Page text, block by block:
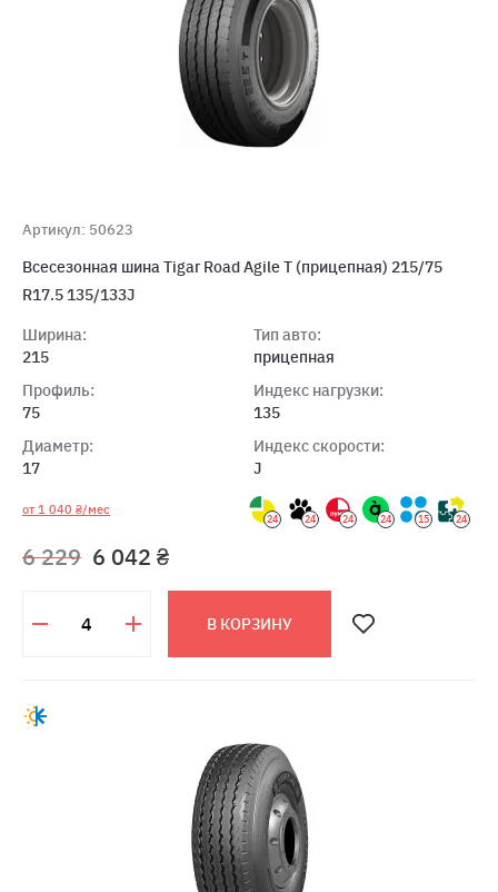
Артикул: 50623
Всесезонная шина Tigar Road Agile T (прицепная) 215/75
R17.5 135/133J
Ширина:
215
Профиль:
75
Диаметр:
17
Тип авто:
прицепная
Индекс нагрузки:
135
Индекс скорости:
J
от 1 040 ₴/мес
24 24 24 24 15 24
6 229 6 042 ₴
В КОРЗИНУ